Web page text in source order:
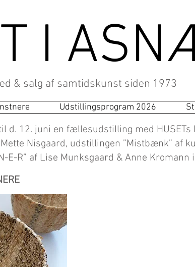
I
& salg af samtidskunst siden 1973
Udstillingsprogram 2026
d. 12. juni en fællesudstilling med
Nisgaard, udstillingen ”Mistbænk” af
E-R” af Lise Munksgaard & Anne Kromann